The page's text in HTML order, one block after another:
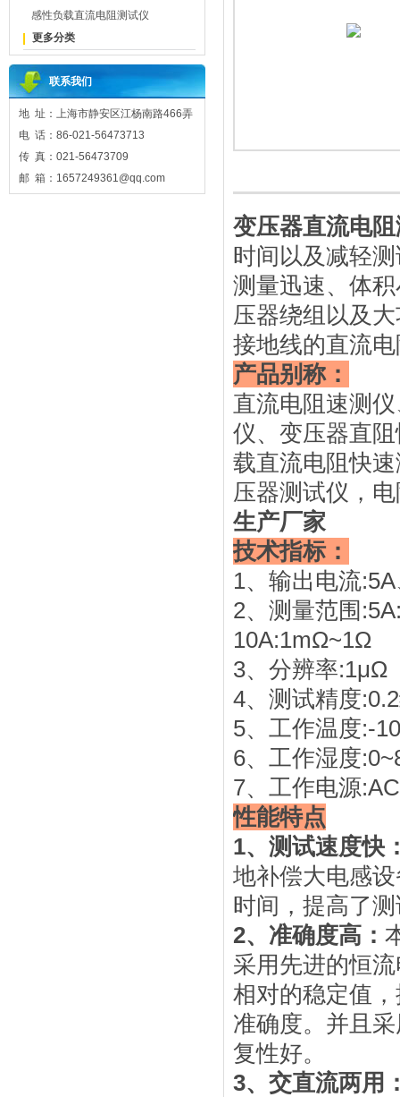
感性负载直流电阻测试仪
更多分类
联系我们
地 址：上海市静安区江杨南路466弄
电 话：86-021-56473713
传 真：021-56473709
邮 箱：1657249361@qq.com
变压器直流电
时间以及减轻
测量迅速、体
压器绕组以及
接地线的直流
产品别称：
直流电阻速测
仪、变压器直
载直流电阻快
压器测试仪，
生产厂家
技术指标：
1、输出电流
2、测量范围
10A:1mΩ~1Ω
3、分辨率:1μΩ
4、测试精度
5、工作温度:-
6、工作湿度
7、工作电源
性能特点
1、测试速度快
地补偿大电感
时间，提高了
2、准确度高：
采用先进的恒
相对的稳定值
准确度。并且
复性好。
3、交直流两用